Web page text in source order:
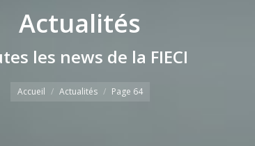
Actualités
les news de la FIECI
Vous êtes ici
Accueil Actualités Page 64